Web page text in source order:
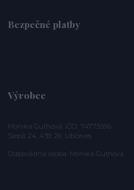
Bezpečné platby
Výrobce
Monika Guthová, IČO: 74775596
Slepá 24, 439 26 Libčeves
Odpovědná osoba: Monika Guthová